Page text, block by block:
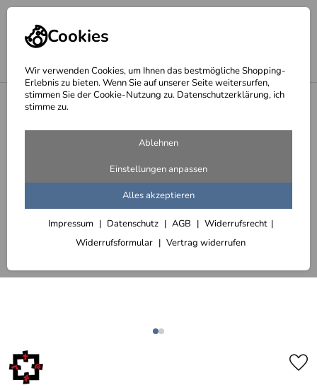
Cookies
Wir verwenden Cookies, um Ihnen das bestmögliche Shopping-
Erlebnis zu bieten. Wenn Sie auf unserer Seite weitersurfen,
stimmen Sie der Cookie-Nutzung zu. Datenschutzerklärung, ich
stimme zu.
Ablehnen
Einstellungen anpassen
Alles akzeptieren
Impressum Datenschutz AGB
Widerrufsrecht
Widerrufsformular
Vertrag widerrufen
Dokumentenhülsen